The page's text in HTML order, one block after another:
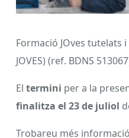
Formació JOves tutelats i
JOVES) (ref. BDNS
El termini per a la
finalitza el 23 de juliol
Trobareu més